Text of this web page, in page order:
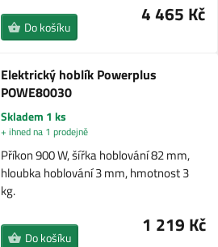
4 465 Kč
Do košíku
Elektrický hoblík Powerplus
POWE80030
Skladem 1 ks
+ ihned na 1 prodejně
Příkon 900 W, šířka hoblování 82 mm,
hloubka hoblování 3 mm, hmotnost 3
kg.
1 219 Kč
Do košíku